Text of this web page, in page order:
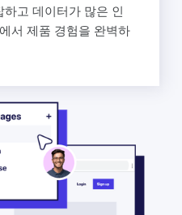
고 데이터가 많은 인
서 제품 경험을 완벽하